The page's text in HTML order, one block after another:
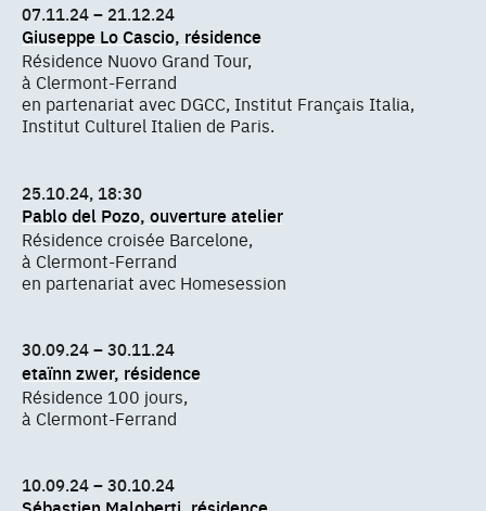
07.11.24 – 21.12.24
Giuseppe Lo Cascio, résidence
Résidence Nuovo Grand Tour,
à Clermont-Ferrand
en partenariat avec DGCC, Institut Français Italia,
Institut Culturel Italien de Paris.
25.10.24, 18:30
Pablo del Pozo, ouverture atelier
Résidence croisée Barcelone,
à Clermont-Ferrand
en partenariat avec Homesession
30.09.24 – 30.11.24
etaïnn zwer, résidence
Résidence 100 jours,
à Clermont-Ferrand
10.09.24 – 30.10.24